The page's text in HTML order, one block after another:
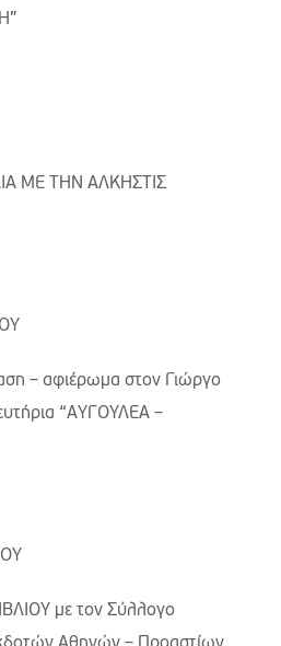
ΜΕ ΤΗΝ ΑΛΚΗΣΤΙΣ
– αφιέρωμα στον Γιώργο
“ΑΥΓΟΥΛΕΑ –
με τον Σύλλογο